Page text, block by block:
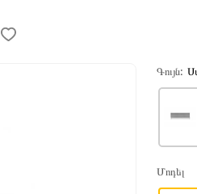
Գույն:
Մոդել